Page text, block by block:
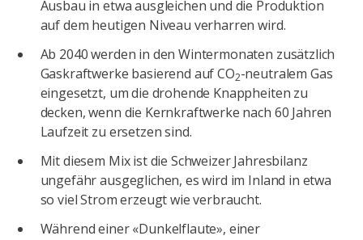
Ausbau in etwa ausgleichen und die Produktion
auf dem heutigen Niveau verharren wird.
Ab 2040 werden in den Wintermonaten zusätzlich
Gaskraftwerke basierend auf CO2-neutralem Gas
eingesetzt, um die drohende Knappheiten zu
decken, wenn die Kernkraftwerke nach 60 Jahren
Laufzeit zu ersetzen sind.
Mit diesem Mix ist die Schweizer Jahresbilanz
ungefähr ausgeglichen, es wird im Inland in etwa
so viel Strom erzeugt wie verbraucht.
Während einer «Dunkelflaute», einer